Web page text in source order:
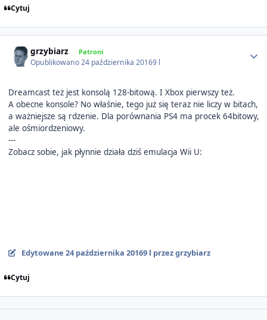
Cytuj
grzybiarz Patroni
Opublikowano24 października 20169 l
Dreamcast też jest konsolą 128-bitową. I Xbox pierwszy też.
A obecne konsole? No właśnie, tego już się teraz nie liczy w bitach,
a ważniejsze są rdzenie. Dla porównania PS4 ma procek 64bitowy,
ale ośmiordzeniowy.
---
Zobacz sobie, jak płynnie działa dziś emulacja Wii U:
Edytowane 24 października 20169 l przez grzybiarz
Cytuj